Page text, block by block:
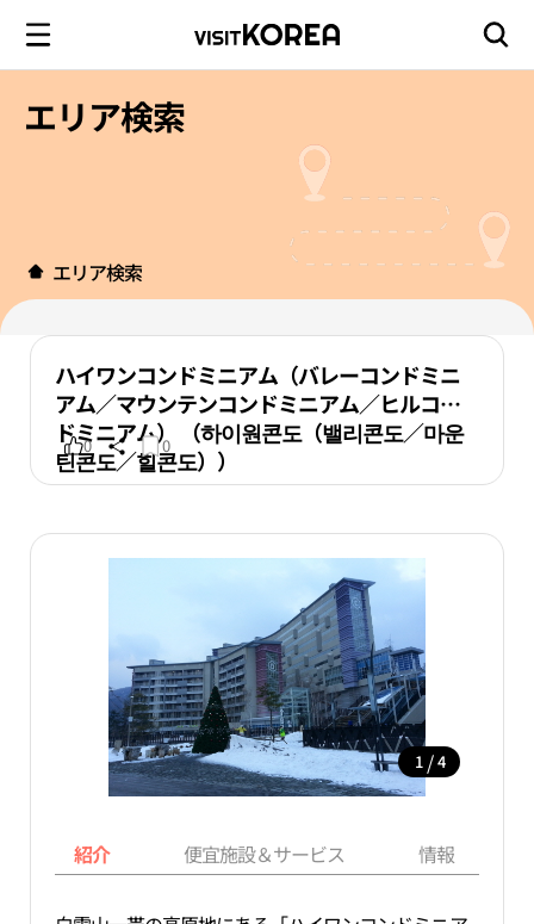
エリア検索
エリア検索
ハイワンコンドミニアム（バレーコンドミニ
アム／マウンテンコンドミニアム／ヒルコン
ドミニアム） （하이원콘도（밸리콘도／마운
틴콘도／힐콘도））
0 0
1 / 4
紹介 便宜施設＆サービス 情報